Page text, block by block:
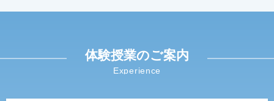
体験授業のご案内
Experience